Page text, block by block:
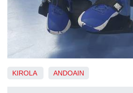
KIROLA ANDOAIN